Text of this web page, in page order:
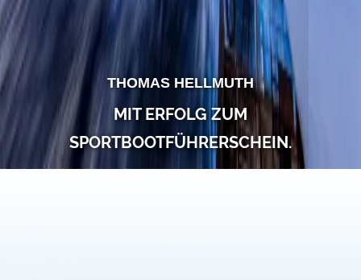
THOMAS HELLMUTH
MIT ERFOLG ZUM
SPORTBOOTFÜHRERSCHEIN.